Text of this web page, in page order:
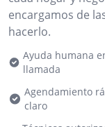
encargamos de
hacerlo.
Ayuda humana
llamada
Agendamiento
claro